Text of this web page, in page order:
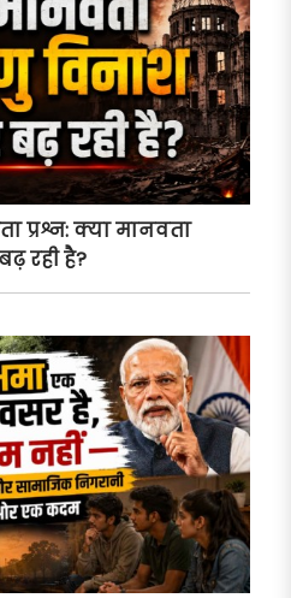
प्रश्न: क्या मानवता
रही है?